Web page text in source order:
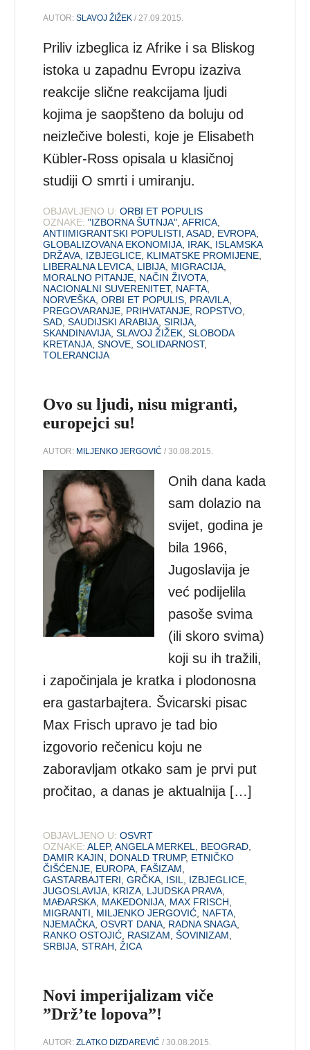
AUTOR:SLAVOJ ŽIŽEK / 27.09.2015.
Priliv izbeglica iz Afrike i sa Bliskog
istoka u zapadnu Evropu izaziva
reakcije slične reakcijama ljudi
kojima je saopšteno da boluju od
neizlečive bolesti, koje je Elisabeth
Kübler-Ross opisala u klasičnoj
studiji O smrti i umiranju.
OBJAVLJENO U: ORBI ET POPULIS
OZNAKE: "IZBORNA ŠUTNJA" ,AFRICA
ANTIIMIGRANTSKI POPULISTI ,ASAD EVROPA
GLOBALIZOVANA EKONOMIJA IRAK ISLAMSKA
DRŽAVA IZBJEGLICE KLIMATSKE PROMIJENE
LIBERALNA LEVICA LIBIJA MIGRACIJA
MORALNO PITANJE NAČIN ŽIVOTA
NACIONALNI SUVERENITET, NAFTA
NORVEŠKA ,ORBI ET POPULIS PRAVILA
PREGOVARANJE PRIHVATANJE ROPSTVO
SAD ,SAUDIJSKI ARABIJA ,SIRIJA
SKANDINAVIJA ,SLAVOJ ŽIŽEK ,SLOBODA
KRETANJA ,SNOVE ,SOLIDARNOST,
TOLERANCIJA
Ovo su ljudi, nisu migranti,
europejci su!
AUTOR: MILJENKO JERGOVIĆ / 30.08.2015.
Onih dana kada
sam dolazio na
svijet, godina je
bila 1966,
Jugoslavija je
već podijelila
pasoše svima
(ili skoro svima)
koji su ih tražili,
i započinjala je kratka i plodonosna
era gastarbajtera. Švicarski pisac
Max Frisch upravo je tad bio
izgovorio rečenicu koju ne
zaboravljam otkako sam je prvi put
pročitao, a danas je aktualnija […]
OBJAVLJENO U: OSVRT
OZNAKE: ALEP,ANGELA MERKEL BEOGRAD
DAMIR KAJIN
DONALD TRUMP, ETNIČKO
ČIŠĆENJE EUROPA FAŠIZAM
GASTARBAJTERI ,GRČKA ISIL IZBJEGLICE
JUGOSLAVIJA KRIZA LJUDSKA PRAVA
MAĐARSKA MAKEDONIJA MAX FRISCH
MIGRANTI
MILJENKO JERGOVIĆ NAFTA
NJEMAČKA ,OSVRT DANA RADNA SNAGA
RANKO OSTOJIĆ RASIZAM ,ŠOVINIZAM
SRBIJA ,STRAH ,ŽICA
Novi imperijalizam viče
”Drž’te lopova”!
AUTOR:ZLATKO DIZDAREVIĆ / 30.08.2015.